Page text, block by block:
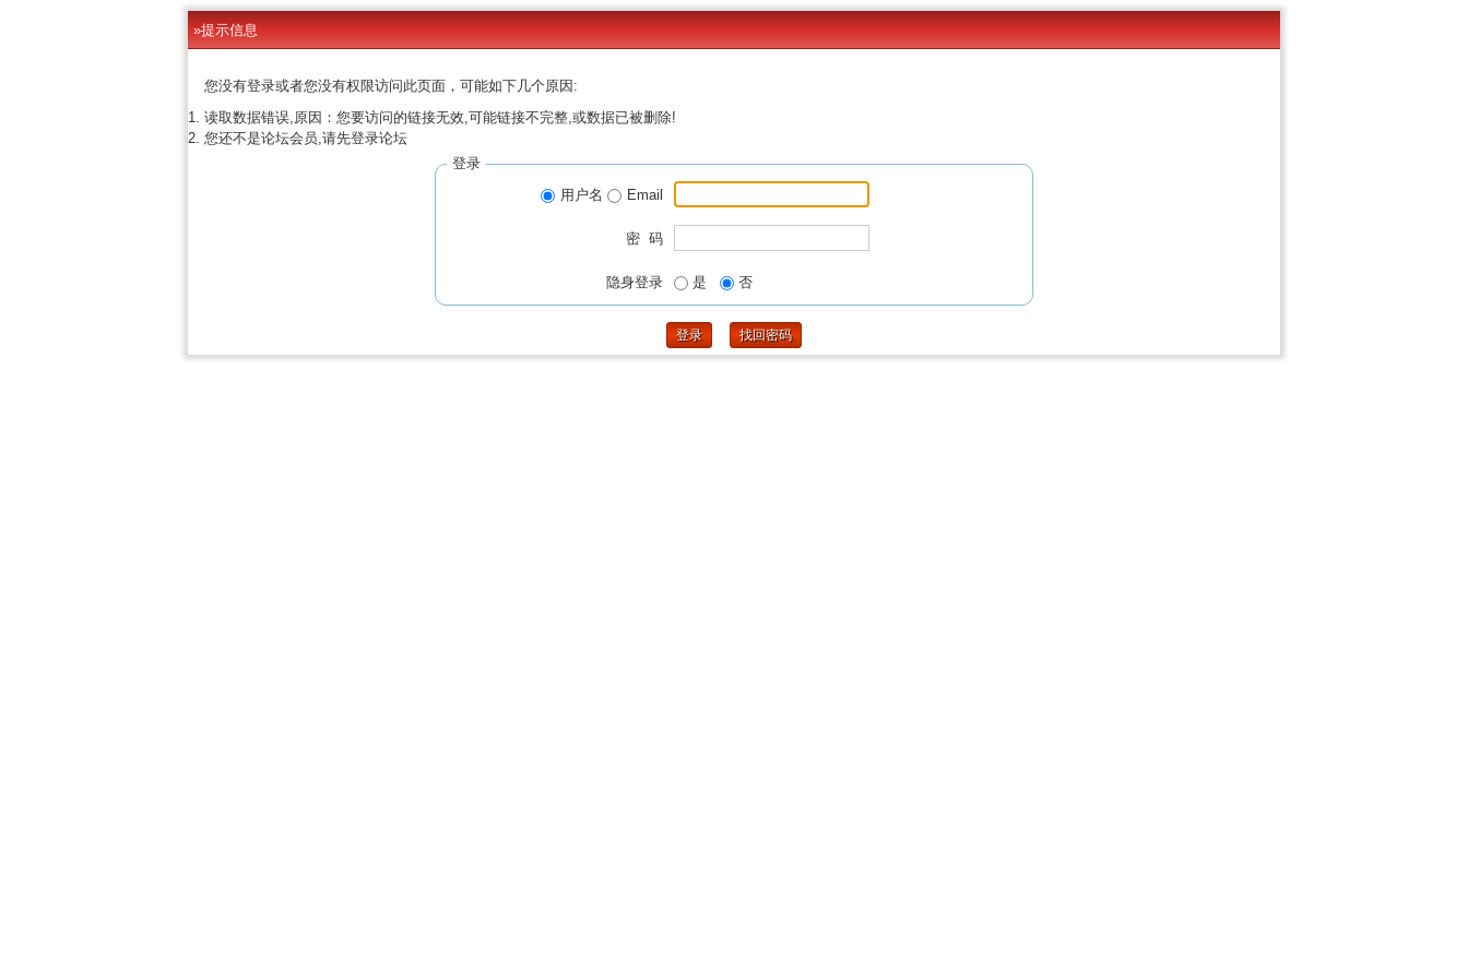
»提示信息
您没有登录或者您没有权限访问此页面，可能如下几个原因:
读取数据错误,原因：您要访问的链接无效,可能链接不完整,或数据已被删除!
您还不是论坛会员,请先登录论坛
登录
用户名
Email
密 码
隐身登录 是 否